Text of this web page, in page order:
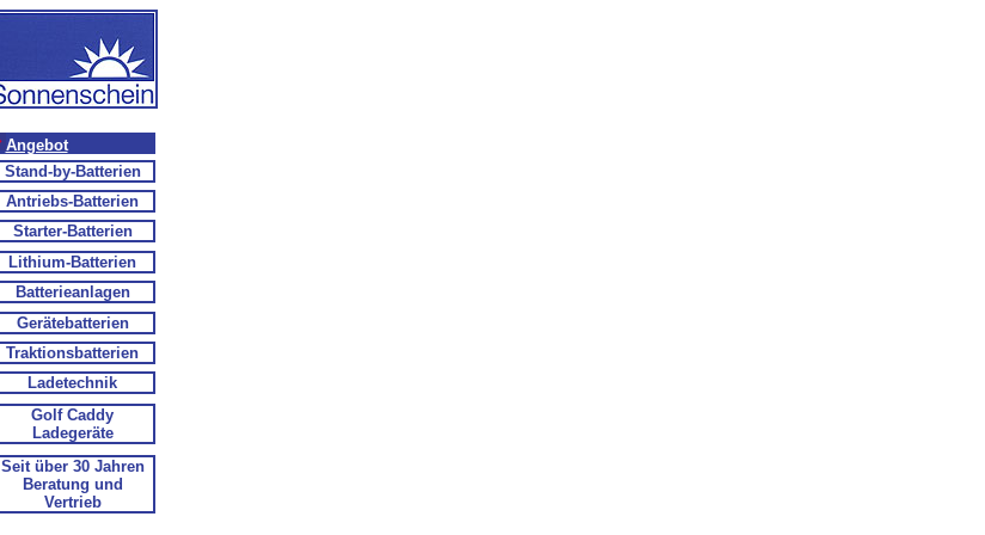
Angebot
Stand-by-Batterien
Antriebs-Batterien
Starter-Batterien
Lithium-Batterien
Batterieanlagen
Gerätebatterien
Traktionsbatterien
Ladetechnik
Golf Caddy
Ladegeräte
Seit über 30 Jahren
Beratung und
Vertrieb